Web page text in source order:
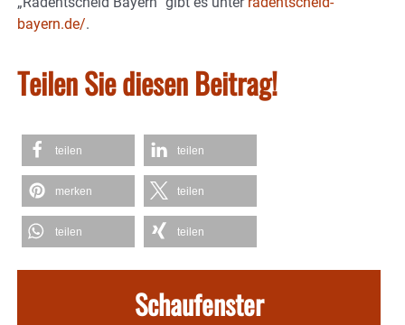
bayern.de/.
Teilen Sie diesen Beitrag!
teilen teilen
merken teilen
teilen teilen
Schaufenster